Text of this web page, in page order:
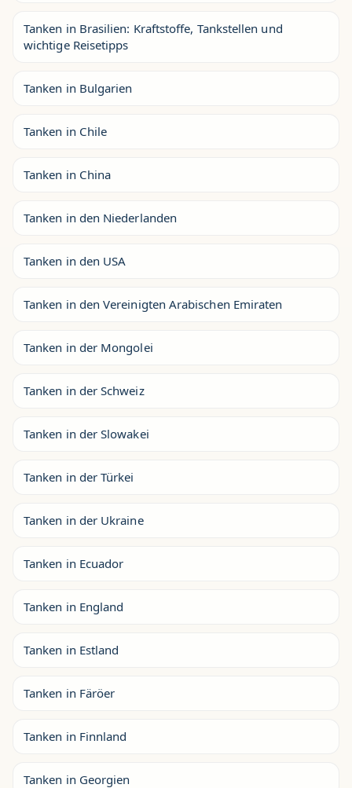
Tanken in Brasilien: Kraftstoffe, Tankstellen und
wichtige Reisetipps
Tanken in Bulgarien
Tanken in Chile
Tanken in China
Tanken in den Niederlanden
Tanken in den USA
Tanken in den Vereinigten Arabischen Emiraten
Tanken in der Mongolei
Tanken in der Schweiz
Tanken in der Slowakei
Tanken in der Türkei
Tanken in der Ukraine
Tanken in Ecuador
Tanken in England
Tanken in Estland
Tanken in Färöer
Tanken in Finnland
Tanken in Georgien